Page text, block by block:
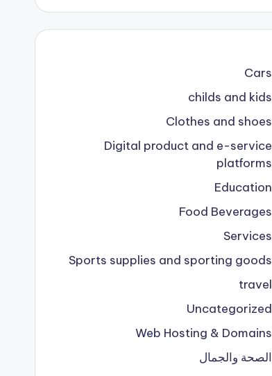
Cars
childs and kids
Clothes and shoes
Digital product and e-service
platforms
Education
Food Beverages
Services
Sports supplies and sporting goods
travel
Uncategorized
Web Hosting & Domains
الصحة والجمال